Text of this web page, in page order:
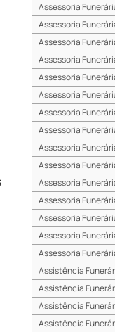
Assessoria
Assessoria
Assessoria
Assessoria
Assessoria
Assessoria
Assessoria
Assessoria
Assessoria
Assessoria
Assessoria
Assessoria
Assessoria
Assessoria
Assessoria
Assistência
Assistência
Assistência
Assistência